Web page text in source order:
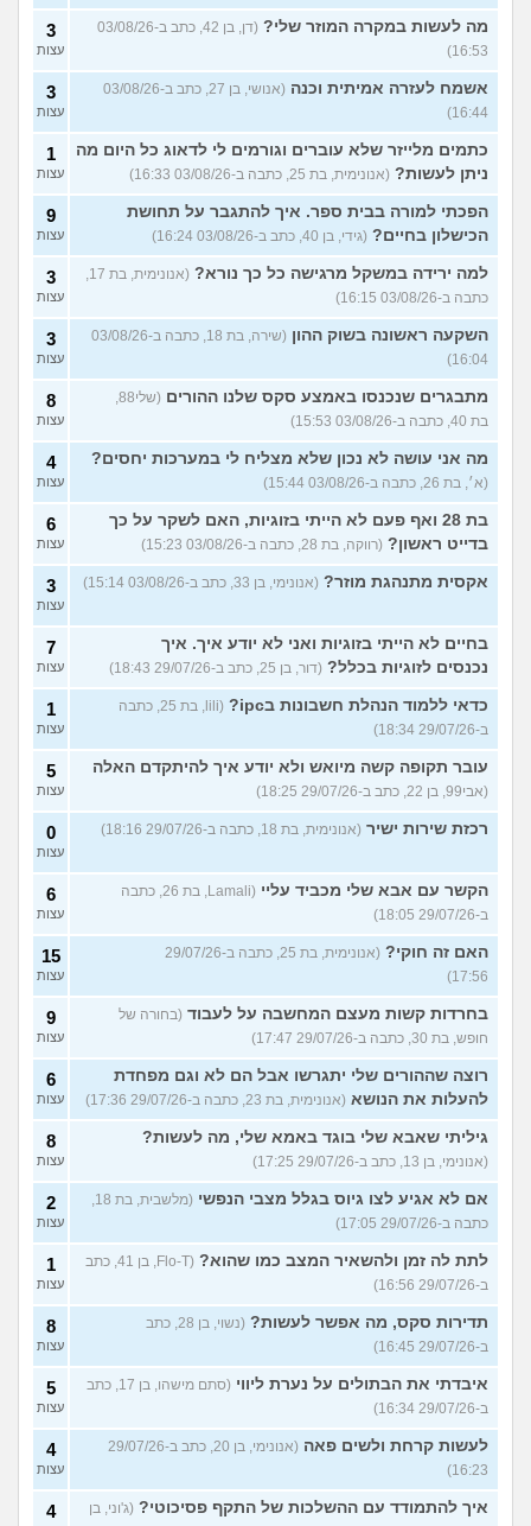
מה לעשות במקרה המוזר שלי?
(דן, בן 42, כתב ב-03/08/26
16:53)
3
עצות
אשמח לעזרה אמיתית וכנה
(אנושי, בן 27, כתב ב-03/08/26
16:44)
3
עצות
כתמים מלייזר שלא עוברים וגורמים לי לדאוג כל היום מה
ניתן לעשות? (אנונימית, בת 25, כתבה ב-03/08/26 16:33)
1
עצות
הפכתי למורה בבית ספר. איך להתגבר על תחושת
הכישלון בחיים? (גידי, בן 40, כתב ב-03/08/26 16:24)
9
עצות
למה ירידה במשקל מרגישה כל כך נורא?
(אנונימית, בת 17,
כתבה ב-03/08/26 16:15)
3
עצות
השקעה ראשונה בשוק ההון
(שירה, בת 18, כתבה ב-03/08/26
16:04)
3
עצות
מתבגרים שנכנסו באמצע סקס שלנו ההורים
(שלי88,
בת 40, כתבה ב-03/08/26 15:53)
8
עצות
מה אני עושה לא נכון שלא מצליח לי במערכות יחסים?
(א׳, בת 26, כתבה ב-03/08/26 15:44)
4
עצות
בת 28 ואף פעם לא הייתי בזוגיות, האם לשקר על כך
בדייט ראשון? (רווקה, בת 28, כתבה ב-03/08/26 15:23)
6
עצות
אקסית מתנהגת מוזר? (אנונימי, בן 33, כתב ב-03/08/26 15:14) 3
עצות
בחיים לא הייתי בזוגיות ואני לא יודע איך. איך
נכנסים לזוגיות בכלל? (דור, בן 25, כתב ב-29/07/26 18:43)
7
עצות
כדאי ללמוד הנהלת חשבונות בipc?
(lili, בת 25, כתבה
ב-29/07/26 18:34)
1
עצות
עובר תקופה קשה מיואש ולא יודע איך להיתקדם האלה
(אבי99, בן 22, כתב ב-29/07/26 18:25)
5
עצות
רכזת שירות ישיר (אנונימית, בת 18, כתבה ב-29/07/26 18:16) 0
עצות
הקשר עם אבא שלי מכביד עליי
(Lamali, בת 26, כתבה
ב-29/07/26 18:05)
6
עצות
האם זה חוקי?
(אנונימית, בת 25, כתבה ב-29/07/26
17:56)
15
עצות
בחרדות קשות מעצם המחשבה על לעבוד (בחורה של
חופש, בת 30, כתבה ב-29/07/26 17:47)
9
עצות
רוצה שההורים שלי יתגרשו אבל הם לא וגם מפחדת
להעלות את הנושא (אנונימית, בת 23, כתבה ב-29/07/26 17:36)
6
עצות
גיליתי שאבא שלי בוגד באמא שלי, מה לעשות?
(אנונימי, בן 13, כתב ב-29/07/26 17:25)
8
עצות
אם לא אגיע לצו גיוס בגלל מצבי הנפשי
(מלשבית, בת 18,
כתבה ב-29/07/26 17:05)
2
עצות
לתת לה זמן ולהשאיר המצב כמו שהוא?
(Flo-T, בן 41, כתב
ב-29/07/26 16:56)
1
עצות
תדירות סקס, מה אפשר לעשות?
(נשוי, בן 28, כתב
ב-29/07/26 16:45)
8
עצות
איבדתי את הבתולים על נערת ליווי
(סתם מישהו, בן 17, כתב
ב-29/07/26 16:34)
5
עצות
לעשות קרחת ולשים פאה
(אנונימי, בן 20, כתב ב-29/07/26
16:23)
4
עצות
איך להתמודד עם ההשלכות של התקף פסיכוטי? (ג'וני, בן
4